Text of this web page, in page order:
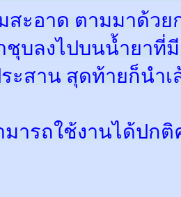
สะอาด ตามมาด้วย
ชุบลงไปบนน้ำยาที่
ะสาน สุดท้ายก็นำเ
ารถใช้งานได้ปกติ